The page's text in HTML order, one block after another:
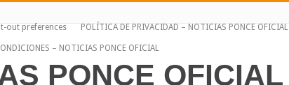
out preferences POLÍTICA DE PRIVACIDAD – NOTICIAS PONCE OFICIAL
– NOTICIAS PONCE OFICIAL
PONCE OFICIAL